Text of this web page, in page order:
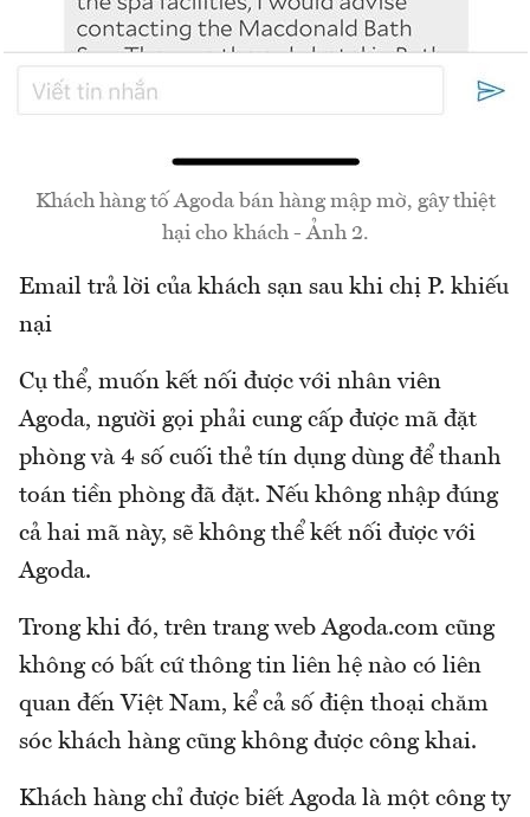
Khách hàng tố Agoda bán hàng mập mờ, gây thiệt
hại cho khách - Ảnh 2.
Email trả lời của khách sạn sau khi chị P. khiếu
nại
Cụ thể, muốn kết nối được với nhân viên
Agoda, người gọi phải cung cấp được mã đặt
phòng và 4 số cuối thẻ tín dụng dùng để thanh
toán tiền phòng đã đặt. Nếu không nhập đúng
cả hai mã này, sẽ không thể kết nối được với
Agoda.
Trong khi đó, trên trang web Agoda.com cũng
không có bất cứ thông tin liên hệ nào có liên
quan đến Việt Nam, kể cả số điện thoại chăm
sóc khách hàng cũng không được công khai.
Khách hàng chỉ được biết Agoda là một công ty